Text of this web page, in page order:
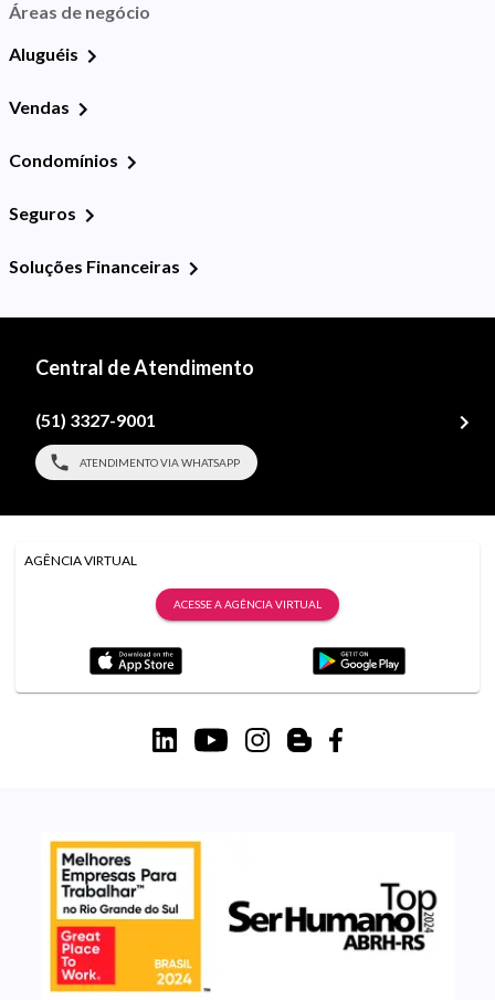
Áreas de negócio
Aluguéis
Vendas
Condomínios
Seguros
Soluções Financeiras
Central de Atendimento
(51) 3327-9001
ATENDIMENTO VIA WHATSAPP
AGÊNCIA VIRTUAL
ACESSE A AGÊNCIA VIRTUAL